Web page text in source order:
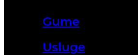
Gume
Usluge